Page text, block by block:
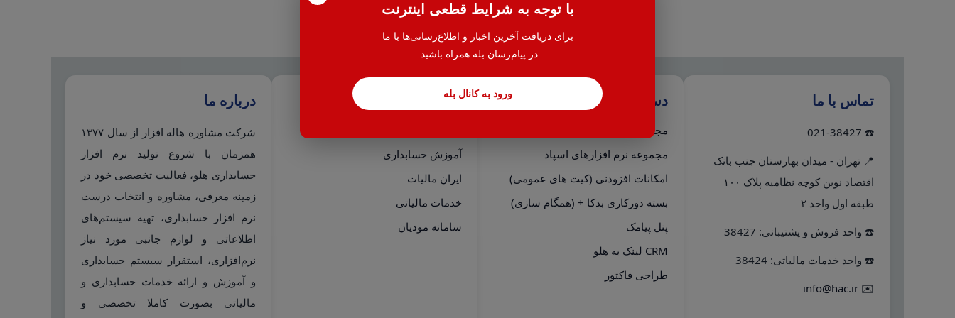
با توجه به شرایط قطعی اینترنت
برای دریافت آخرین اخبار و اطلاع‌رسانی‌ها با ما
در پیام‌رسان بله همراه باشید.
ورود به کانال بله تماس با ما
☎️ 021-38427
📍 تهران - میدان بهارستان جنب بانک
اقتصاد نوین کوچه نظامیه پلاک ۱۰۰
طبقه اول واحد ۲
☎️ واحد فروش و پشتیبانی: 38427
☎️ واحد خدمات مالیاتی: 38424
✉️
info@hac.ir
دسترسی سریع
مجموعه نرم افزارهای هلو
مجموعه نرم افزارهای اسپاد
امکانات افزودنی (کیت های عمومی)
بسته دورکاری بدکا + (همگام سازی)
پنل پیامک
CRM لینک به هلو
طراحی فاکتور
خدمات
آموزش حسابداری
ایران مالیات
خدمات مالیاتی
سامانه مودیان
درباره ما
شرکت مشاوره هاله افزار از سال ۱۳۷۷
همزمان با شروع تولید نرم افزار
حسابداری هلو، فعالیت تخصصی خود در
زمینه معرفی، مشاوره و انتخاب درست
نرم افزار حسابداری، تهیه سیستم‌های
اطلاعاتی و لوازم جانبی مورد نیاز
نرم‌افزاری، استقرار سیستم حسابداری
و آموزش و ارائه خدمات حسابداری و
مالیاتی بصورت کاملا تخصصی و